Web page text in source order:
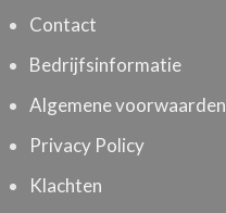
Contact
Bedrijfsinformatie
Algemene voorwaarden
Privacy Policy
Klachten